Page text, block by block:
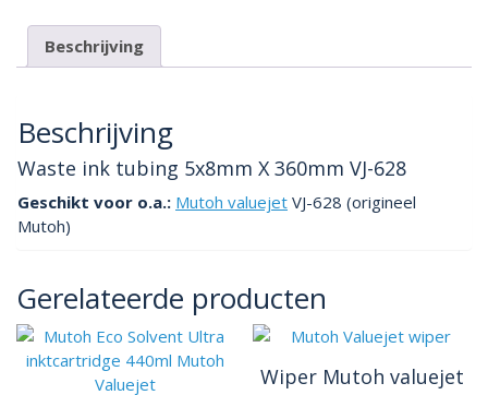
aantalBeschrijving
Beschrijving
Waste ink tubing 5x8mm X 360mm VJ-628
Geschikt voor o.a.: Mutoh valuejet VJ-628 (origineel
Mutoh)
Gerelateerde producten
Wiper Mutoh valuejet